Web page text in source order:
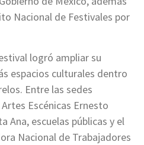
Nacional de Festivales por
logró ampliar su
espacios culturales dentro
Entre las sedes
Escénicas Ernesto
Ana, escuelas públicas y el
Nacional de Trabajadores